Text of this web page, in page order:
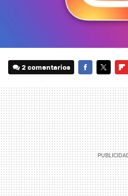
2 comentarios